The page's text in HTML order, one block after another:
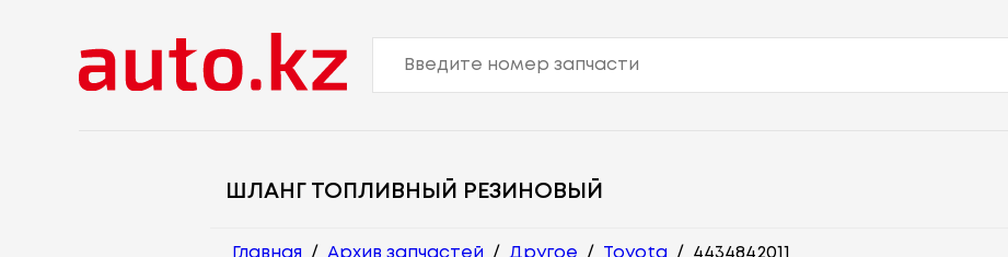
ШЛАНГ ТОПЛИВНЫЙ РЕЗИНОВЫЙ
Главная / Архив запчастей / Другое / Toyota / 4434842011